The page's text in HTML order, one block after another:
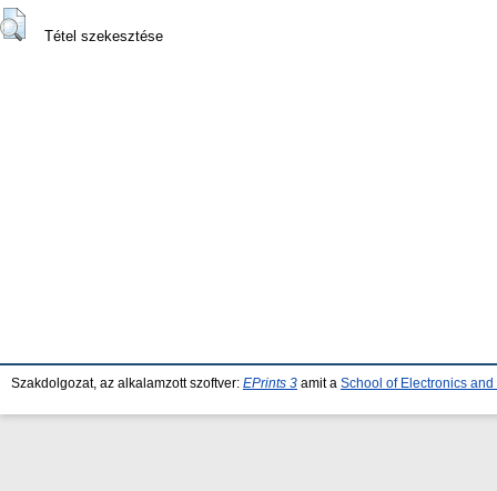
Tétel szekesztése
Szakdolgozat, az alkalamzott szoftver: EPrints 3 amit a School of Electronics